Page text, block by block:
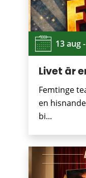
13 aug
Livet är
Femtinge
en
bi...